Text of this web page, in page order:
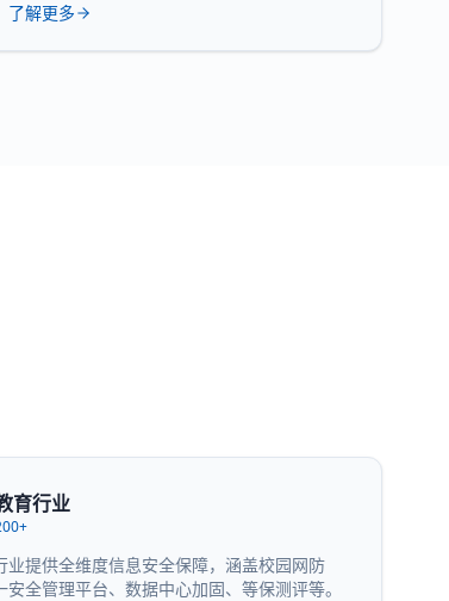
了解更多
育行业
业提供全维度信息安全保障，涵盖校园网防
安全管理平台、数据中心加固、等保测评等。